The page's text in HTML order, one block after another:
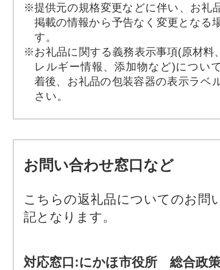
※提供元の規格変更などに伴い、お礼
掲載の情報から予告なく変更となる
す。
※お礼品に関する義務表示事項(原材料
レルギー情報、添加物など)につい
着後、お礼品の包装容器の表示ラベ
さい。
お問い合わせ窓口など
こちらの返礼品についてのお問
記となります。
対応窓口:にかほ市役所 総合